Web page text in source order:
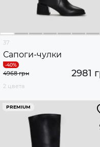
37
Сапоги-чулки
2981
4968 грн
2 цвета
PREMIUM